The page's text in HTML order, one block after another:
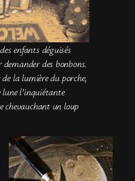
enfants déguisés
des bonbons.
la lumière du porche,
lune l’inquiétante
chevauchant un loup